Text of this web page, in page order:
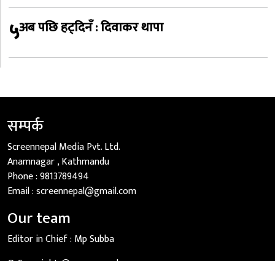
५अब पछि हट्दिनँ : दिवाकर थापा
सम्पर्क
Screennepal Media Pvt. Ltd.
Anamnagar , Kathmandu
Phone :9813789494
Email :screennepal@gmail.com
Our team
Editor in Chief : Mp Subba